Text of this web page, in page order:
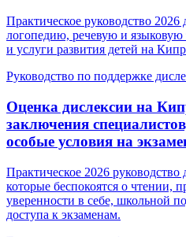
Практическое руководство
логопедию, речевую и
и услуги развития детей на
Руководство по поддержке
Оценка дислексии на
заключения
особые условия на
Практическое 2026
которые беспокоятся о чтении,
уверенности в себе, школьной
доступа к экзаменам.